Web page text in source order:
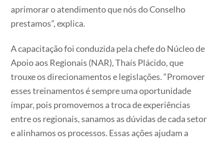
aprimorar o atendimento que nós do Conselho
prestamos”, explica.
A capacitação foi conduzida pela chefe do Núcleo de
Apoio aos Regionais (NAR), Thaís Plácido, que
trouxe os direcionamentos e legislações. “Promover
esses treinamentos é sempre uma oportunidade
ímpar, pois promovemos a troca de experiências
entre os regionais, sanamos as dúvidas de cada setor
e alinhamos os processos. Essas ações ajudam a